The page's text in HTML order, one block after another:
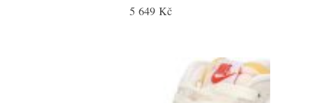
5 649 Kč